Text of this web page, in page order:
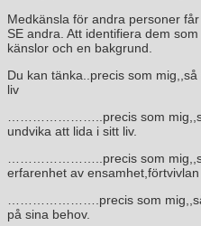
Medkänsla för andra personer
SE andra. Att identifiera dem
känslor och en bakgrund.
Du kan tänka..precis som
liv
…………………..precis som
undvika att lida i sitt liv.
…………………..precis som
erfarenhet av
………………….precis som mig,,så
på sina behov.